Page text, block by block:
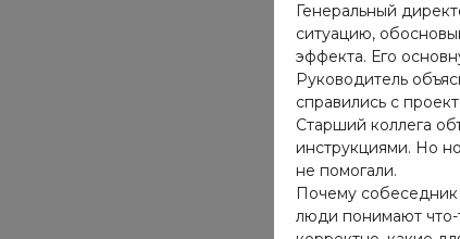
Генеральный
ситуацию,
эффекта. Его
Руководитель
справились с
Старший коллега
инструкциями. Но
не помогали.
Почему собеседник
люди понимают что-